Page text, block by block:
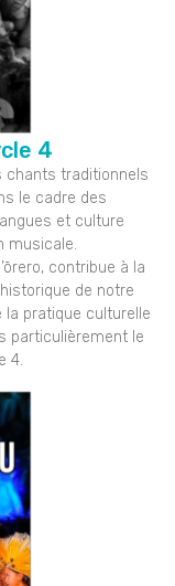
4
chants traditionnels
le cadre des
et culture
musicale.
contribue à la
de notre
pratique culturelle
particulièrement le
4.